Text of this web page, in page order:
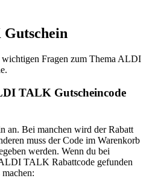
Fragen zum Thema ALDI
TALK Gutscheincode
an. Bei manchen wird der Rabatt
muss der Code im Warenkorb
werden. Wenn du bei
TALK Rabattcode gefunden